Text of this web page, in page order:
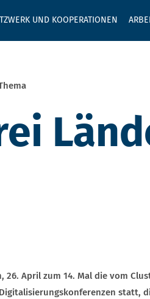
UND KOOPERATIONEN
GEBEN SIE
April zum 14. Mal die vom
statt,